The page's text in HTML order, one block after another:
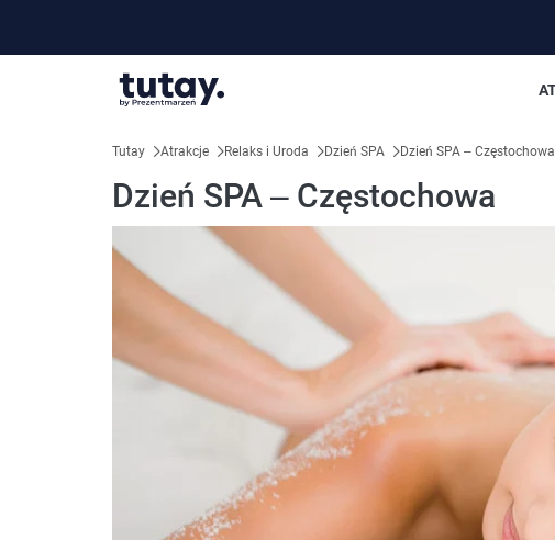
Tutay Atrakcje Relaks i Uroda Dzień SPA Dzień SPA – Częstochowa
Dzień SPA – Częstochowa